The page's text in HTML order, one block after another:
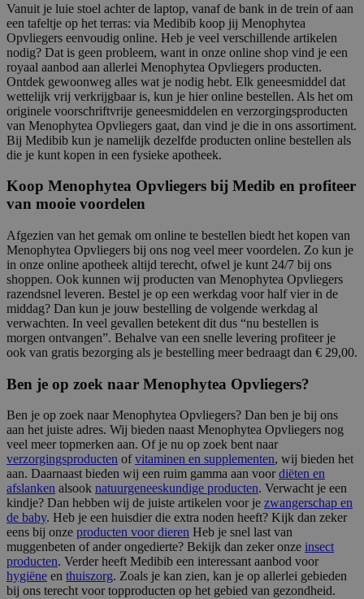
Vanuit je luie stoel achter de laptop, vanaf de bank in de trein of aan
een tafeltje op het terras: via Medibib koop jij Menophytea
Opvliegers eenvoudig online. Heb je veel verschillende artikelen
nodig? Dat is geen probleem, want in onze online shop vind je een
royaal aanbod aan allerlei Menophytea Opvliegers producten.
Ontdek gewoonweg alles wat je nodig hebt. Elk geneesmiddel dat
wettelijk vrij verkrijgbaar is, kun je hier online bestellen. Als het om
originele voorschriftvrije geneesmiddelen en verzorgingsproducten
van Menophytea Opvliegers gaat, dan vind je die in ons assortiment.
Bij Medibib kun je namelijk dezelfde producten online bestellen als
die je kunt kopen in een fysieke apotheek.
Koop Menophytea Opvliegers bij Medib en profiteer
van mooie voordelen
Afgezien van het gemak om online te bestellen biedt het kopen van
Menophytea Opvliegers bij ons nog veel meer voordelen. Zo kun je
in onze online apotheek altijd terecht, ofwel je kunt 24/7 bij ons
shoppen. Ook kunnen wij producten van Menophytea Opvliegers
razendsnel leveren. Bestel je op een werkdag voor half vier in de
middag? Dan kun je jouw bestelling de volgende werkdag al
verwachten. In veel gevallen betekent dit dus “nu bestellen is
morgen ontvangen”. Behalve van een snelle levering profiteer je
ook van gratis bezorging als je bestelling meer bedraagt dan € 29,00.
Ben je op zoek naar Menophytea Opvliegers?
Ben je op zoek naar Menophytea Opvliegers? Dan ben je bij ons
aan het juiste adres. Wij bieden naast Menophytea Opvliegers nog
veel meer topmerken aan. Of je nu op zoek bent naar
verzorgingsproducten ofvitaminen en supplementen, wij bieden het
aan. Daarnaast bieden wij een ruim gamma aan voordiëten en
afslanken alsook natuurgeneeskundige producten. Verwacht je een
kindje? Dan hebben wij de juiste artikelen voor je zwangerschap en
de baby. Heb je een huisdier die extra noden heeft? Kijk dan zeker
eens bij onze producten voor dieren Heb je snel last van
muggenbeten of ander ongedierte? Bekijk dan zeker onze insect
producten. Verder heeft Medibib een interessant aanbod voor
hygiëne en thuiszorg. Zoals je kan zien, kan je op allerlei gebieden
bij ons terecht voor topproducten op het gebied van gezondheid.